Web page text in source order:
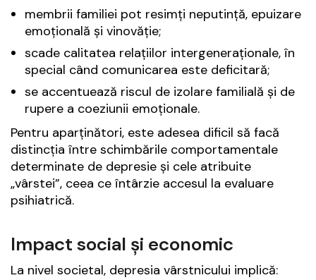
membrii familiei pot resimți neputință, epuizare
emoțională și vinovăție;
scade calitatea relațiilor intergeneraționale, în
special când comunicarea este deficitară;
se accentuează riscul de izolare familială și de
rupere a coeziunii emoționale.
Pentru aparținători, este adesea dificil să facă
distincția între schimbările comportamentale
determinate de depresie și cele atribuite
„vârstei”, ceea ce întârzie accesul la evaluare
psihiatrică.
Impact social și economic
La nivel societal, depresia vârstnicului implică: